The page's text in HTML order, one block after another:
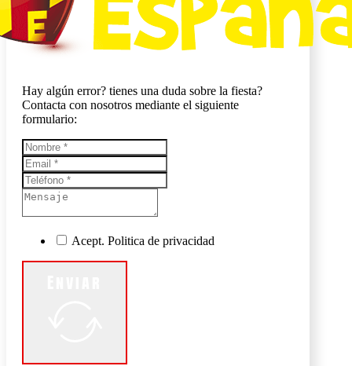
Hay algún error? tienes una duda sobre la fiesta?
Contacta con nosotros mediante el siguiente
formulario:
Acept. Politica de privacidad